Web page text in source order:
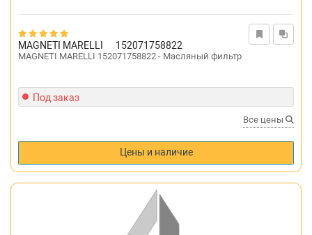
MAGNETI MARELLI 152071758822
MAGNETI MARELLI 152071758822 - Масляный фильтр
Под заказ
Все цены
Цены и наличие